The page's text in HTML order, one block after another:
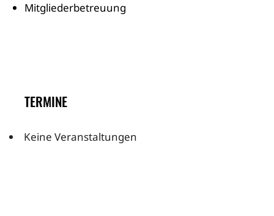
Mitgliederbetreuung
TERMINE
Keine Veranstaltungen